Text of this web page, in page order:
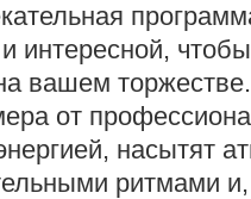
интересной, чтобы
вашем торжестве.
от
насытят
ритмами